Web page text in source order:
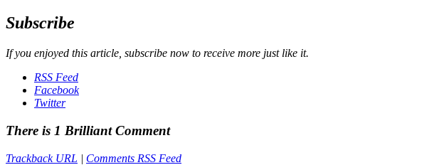
Subscribe
If you enjoyed this article, subscribe now to receive more just like it.
RSS Feed
Facebook
Twitter
There is 1 Brilliant Comment
Trackback URL | Comments RSS Feed